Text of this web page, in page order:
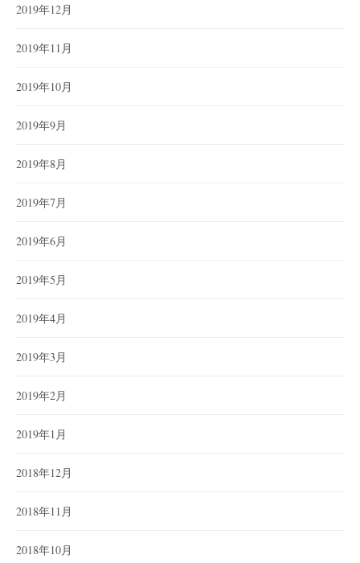
2019年12月
2019年11月
2019年10月
2019年9月
2019年8月
2019年7月
2019年6月
2019年5月
2019年4月
2019年3月
2019年2月
2019年1月
2018年12月
2018年11月
2018年10月